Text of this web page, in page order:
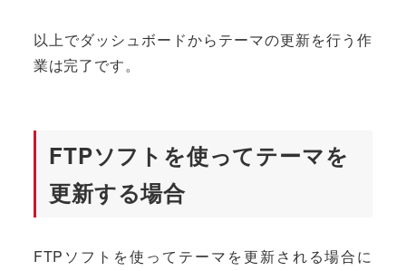
以上でダッシュボードからテーマの更新を行う作
業は完了です。
FTPソフトを使ってテーマを
更新する場合
FTPソフトを使ってテーマを更新される場合に